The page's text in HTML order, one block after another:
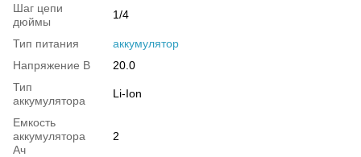
Шаг цепи
дюймы
1/4
Тип питания
аккумулятор
Напряжение В
20.0
Тип
аккумулятора
Li-Ion
Емкость
аккумулятора
Ач
2